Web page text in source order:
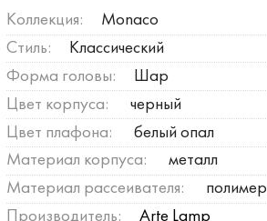
Коллекция:
Monaco
Стиль:
Классический
Форма головы:
Шар
Цвет корпуса:
черный
Цвет плафона:
белый опал
Материал корпуса:
металл
Материал рассеивателя:
полимер
Производитель:
Arte Lamp